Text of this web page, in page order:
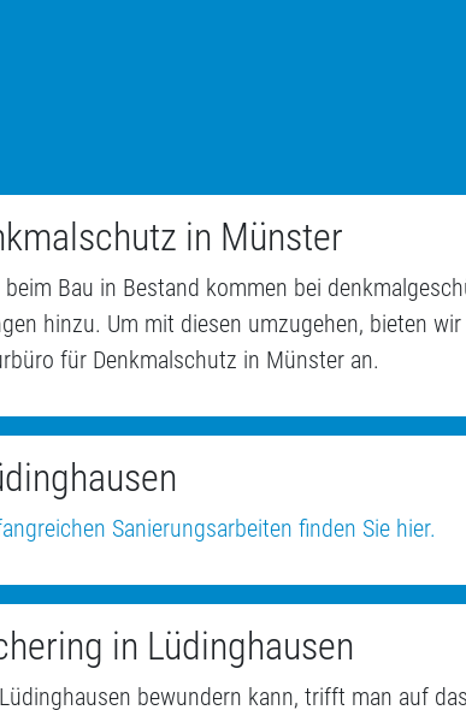
in Münster
Bau in Bestand kommen bei
hinzu. Um mit diesen umzugehen, bieten wir
für Denkmalschutz in Münster an.
Sanierungsarbeiten finden Sie hier.
in Lüdinghausen
bewundern kann, trifft man auf das